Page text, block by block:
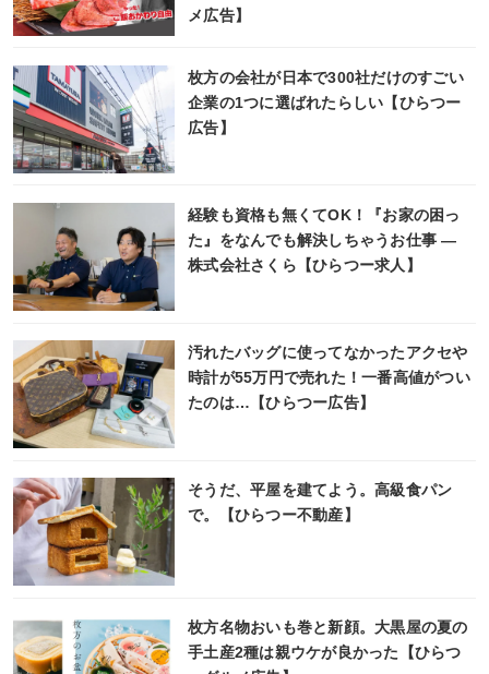
メ広告】
枚方の会社が日本で300社だけのすごい
企業の1つに選ばれたらしい【ひらつー
広告】
経験も資格も無くてOK！『お家の困っ
た』をなんでも解決しちゃうお仕事 ―
株式会社さくら【ひらつー求人】
汚れたバッグに使ってなかったアクセや
時計が55万円で売れた！一番高値がつい
たのは…【ひらつー広告】
そうだ、平屋を建てよう。高級食パン
で。【ひらつー不動産】
枚方名物おいも巻と新顔。大黒屋の夏の
手土産2種は親ウケが良かった【ひらつ